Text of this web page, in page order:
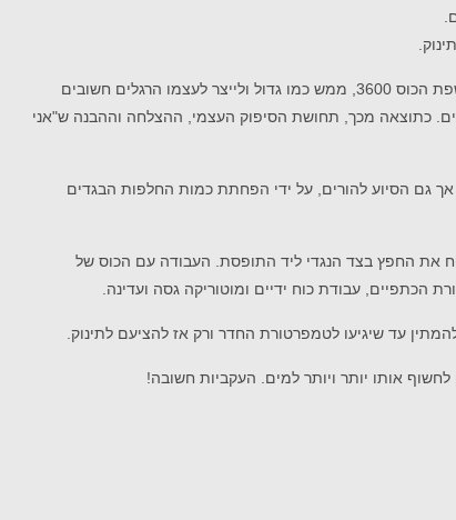
0
, ממש כמו גדול ולייצר לעצמו הרגלים חשובים
כתוצאה מכך, תחושת הסיפוק העצמי, ההצלחה וההבנה ש"אני
גם הסיוע להורים, על ידי הפחתת כמות החלפות הבגדים
את החפץ בצד הנגדי ליד התופסת. העבודה עם הכוס של
הכתפיים, עבודת כוח ידיים ומוטוריקה גסה ועדינה.
עד שיגיעו לטמפרטורת החדר ורק אז להציעם לתינוק.
אותו יותר ויותר למים. העקביות חשובה!